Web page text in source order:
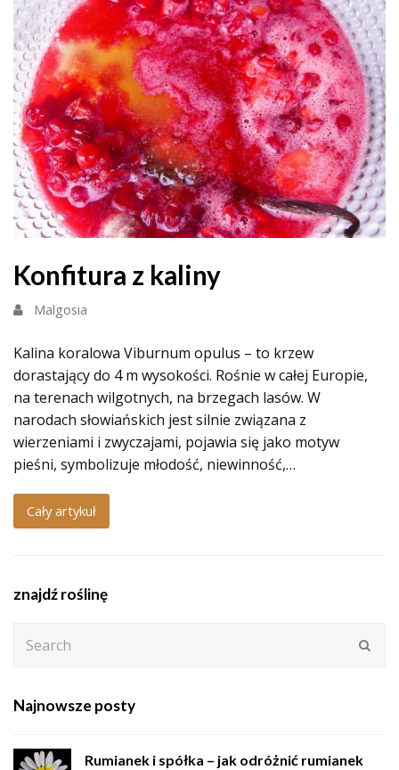
Konfitura z kaliny
Malgosia
Kalina koralowa Viburnum opulus – to krzew
dorastający do 4 m wysokości. Rośnie w całej Europie,
na terenach wilgotnych, na brzegach lasów. W
narodach słowiańskich jest silnie związana z
wierzeniami i zwyczajami, pojawia się jako motyw
pieśni, symbolizuje młodość, niewinność,…
Cały artykuł
znajdź roślinę
Najnowsze posty
Rumianek i spółka – jak odróżnić rumianek